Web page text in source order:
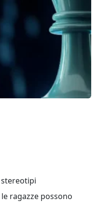
ragazze possono